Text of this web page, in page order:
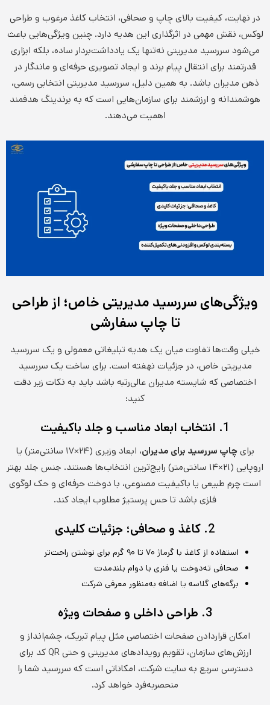
در نهایت، کیفیت بالای چاپ و صحافی، انتخاب کاغذ مرغوب و طراحی
لوکس، نقش مهمی در اثرگذاری این هدیه دارد. چنین ویژگی‌هایی باعث
می‌شود سررسید مدیریتی نه‌تنها یک یادداشت‌بردار ساده، بلکه ابزاری
قدرتمند برای انتقال پیام برند و ایجاد تصویری حرفه‌ای و ماندگار در
ذهن مدیران باشد. به همین دلیل، سررسید مدیریتی انتخابی رسمی،
هوشمندانه و ارزشمند برای سازمان‌هایی است که به برندینگ هدفمند
اهمیت می‌دهند.
ویژگی‌های سررسید مدیریتی خاص؛ از طراحی
تا چاپ سفارشی
خیلی وقت‌ها تفاوت میان یک هدیه تبلیغاتی معمولی و یک سررسید
مدیریتی خاص،‌ در جزئیات نهفته است. برای ساخت یک سررسید
اختصاصی که شایسته مدیران عالی‌رتبه باشد باید به نکات زیر دقت
کنید:
1. انتخاب ابعاد مناسب و جلد باکیفیت
برایچاپ سررسید برای مدیران
، ابعاد وزیری (۲۴×۱۷ سانتی‌متر) یا
اروپایی (۲۱×۱۴ سانتی‌متر) رایج‌ترین انتخاب‌ها هستند. جنس جلد بهتر
است چرم طبیعی یا باکیفیت مصنوعی، با دوخت حرفه‌ای و حک لوگوی
فلزی باشد تا حس پرستیژ مطلوب ایجاد کند.
2. کاغذ و صحافی؛ جزئیات کلیدی
استفاده از کاغذ با گرماژ ۷۰ تا ۹۰ گرم برای نوشتن راحت‌تر
صحافی ته‌دوخت یا فنری با دوام بلندمدت
برگه‌های گلاسه یا اضافه به‌منظور معرفی شرکت
3. طراحی داخلی و صفحات ویژه
امکان قراردادن صفحات اختصاصی مثل پیام تبریک، چشم‌انداز و
ارزش‌های سازمان، تقویم رویدادهای مدیریتی و حتی QR کد برای
دسترسی سریع به سایت شرکت، امکاناتی است که سررسید شما را
منحصربه‌فرد خواهد کرد.